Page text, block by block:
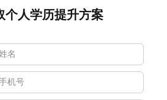
个人学历提升方案